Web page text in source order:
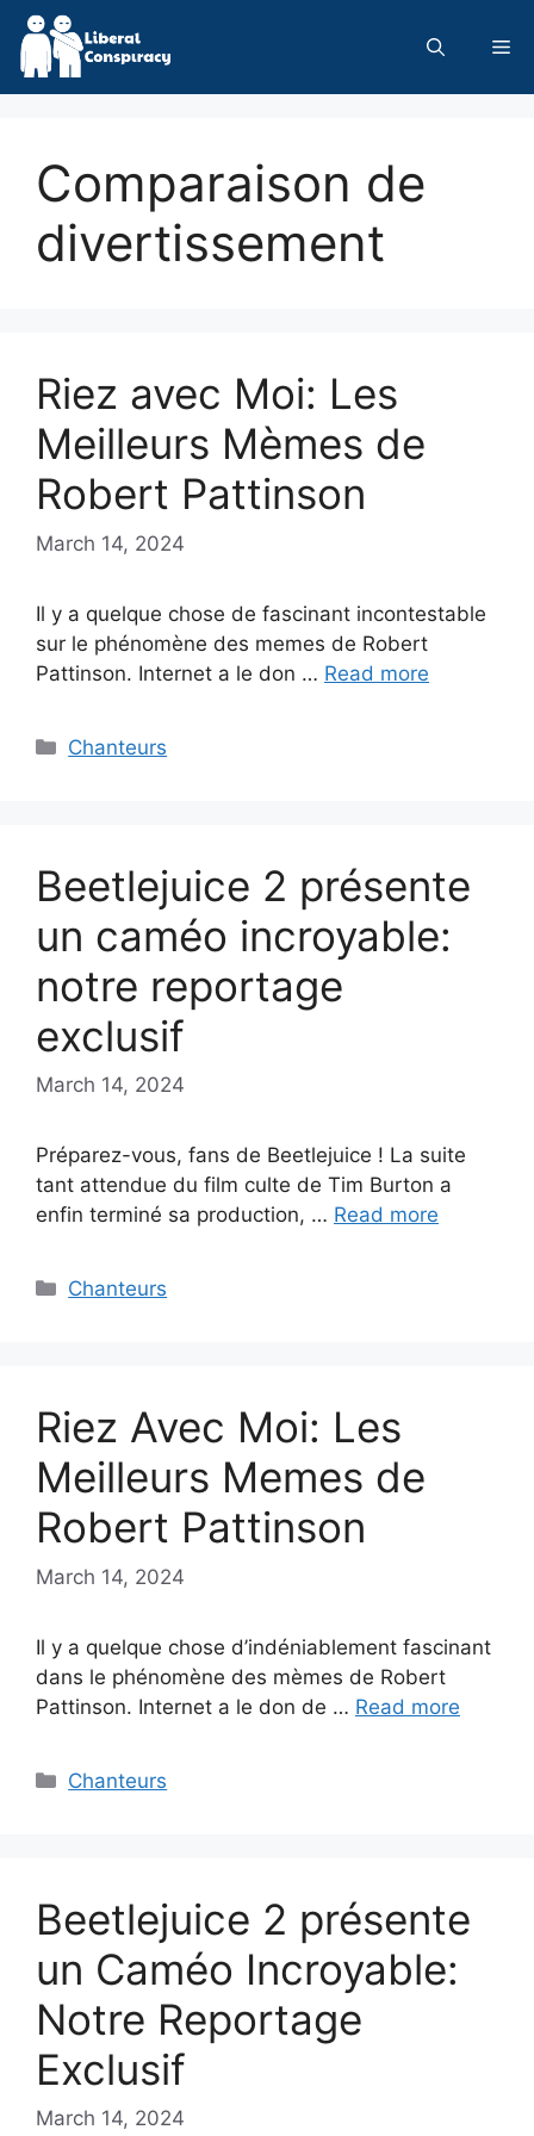
Skip
content
Comparaison de
divertissement
Riez avec Moi: Les
Meilleurs Mèmes de
Robert Pattinson
March 14, 2024
Il y a quelque chose de fascinant incontestable
sur le phénomène des memes de Robert
Pattinson. Internet a le don … Read more
Categories
Chanteurs
Beetlejuice 2 présente
un caméo incroyable:
notre reportage
exclusif
March 14, 2024
Préparez-vous, fans de Beetlejuice ! La suite
tant attendue du film culte de Tim Burton a
enfin terminé sa production, … Read more
Categories
Chanteurs
Riez Avec Moi: Les
Meilleurs Memes de
Robert Pattinson
March 14, 2024
Il y a quelque chose d’indéniablement fascinant
dans le phénomène des mèmes de Robert
Pattinson. Internet a le don de … Read more
Categories
Chanteurs
Beetlejuice 2 présente
un Caméo Incroyable:
Notre Reportage
Exclusif
March 14, 2024